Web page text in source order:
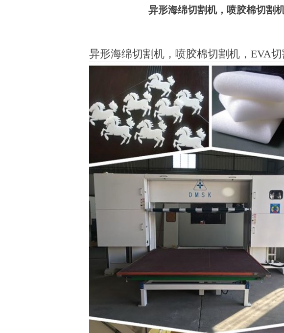
异形海绵切割机，喷胶棉切割
异形海绵切割机，喷胶棉切割机，EVA